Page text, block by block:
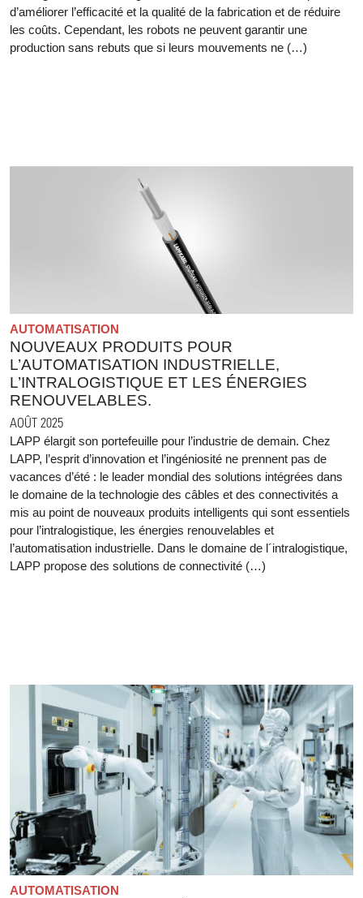
d’améliorer l’efficacité et la qualité de la fabrication et de réduire
les coûts. Cependant, les robots ne peuvent garantir une
production sans rebuts que si leurs mouvements ne (…)
AUTOMATISATION
NOUVEAUX PRODUITS POUR
L’AUTOMATISATION INDUSTRIELLE,
L’INTRALOGISTIQUE ET LES ÉNERGIES
RENOUVELABLES.
AOÛT 2025
LAPP élargit son portefeuille pour l’industrie de demain. Chez
LAPP, l’esprit d’innovation et l’ingéniosité ne prennent pas de
vacances d’été : le leader mondial des solutions intégrées dans
le domaine de la technologie des câbles et des connectivités a
mis au point de nouveaux produits intelligents qui sont essentiels
pour l’intralogistique, les énergies renouvelables et
l’automatisation industrielle. Dans le domaine de l´intralogistique,
LAPP propose des solutions de connectivité (…)
AUTOMATISATION